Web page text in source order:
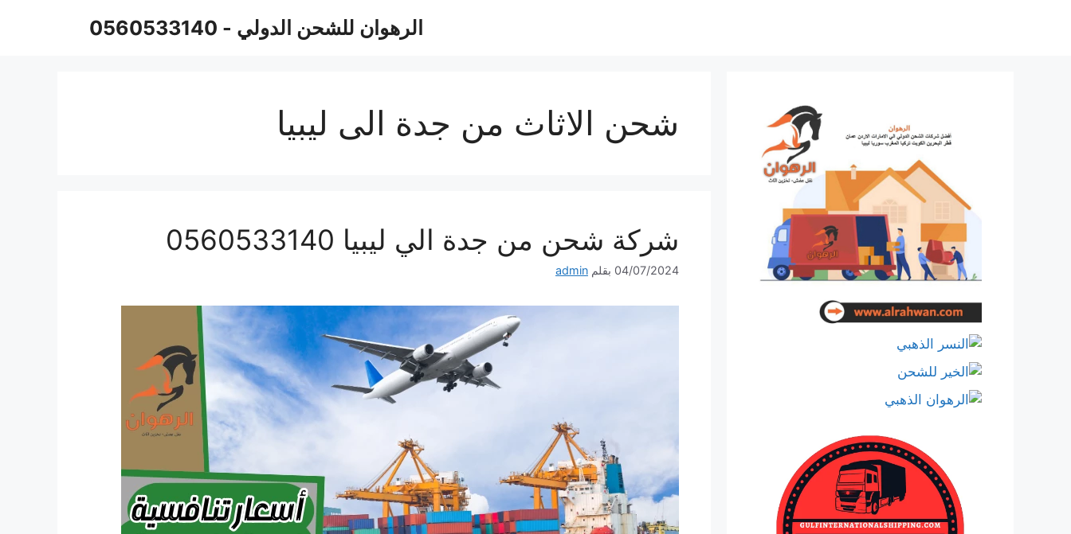
الرهوان للشحن الدولي - 0560533140
شحن الاثاث من جدة الى ليبيا
شركة شحن من جدة الي ليبيا 0560533140
04/07/2024 بقلم admin